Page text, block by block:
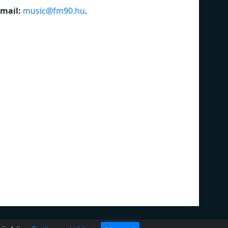
music@fm90.hu.
policy DMCA